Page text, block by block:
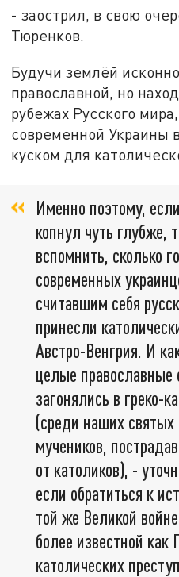
- заострил, в свою
Тюренков.
Будучи землёй
православной, но
рубежах Русского
современной Украины
куском для
Именно поэтому,
копнул чуть глубже,
вспомнить, сколько
современных
считавшим себя
принесли
Австро-Венгрия. И
целые православные
загонялись в греко-
(среди наших святых
мучеников,
от католиков), -
если обратиться к
той же Великой
более известной как
католических